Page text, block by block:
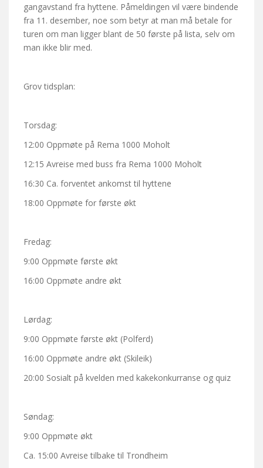
gangavstand fra hyttene. Påmeldingen vil være bindende
fra 11. desember, noe som betyr at man må betale for
turen om man ligger blant de 50 første på lista, selv om
man ikke blir med.
Grov tidsplan:
Torsdag:
12:00 Oppmøte på Rema 1000 Moholt
12:15 Avreise med buss fra Rema 1000 Moholt
16:30 Ca. forventet ankomst til hyttene
18:00 Oppmøte for første økt
Fredag:
9:00 Oppmøte første økt
16:00 Oppmøte andre økt
Lørdag:
9:00 Oppmøte første økt (Polferd)
16:00 Oppmøte andre økt (Skileik)
20:00 Sosialt på kvelden med kakekonkurranse og quiz
Søndag:
9:00 Oppmøte økt
Ca. 15:00 Avreise tilbake til Trondheim